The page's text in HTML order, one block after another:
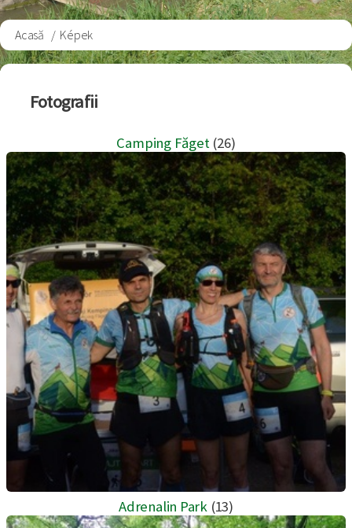
Breadcrumb
Acasă Képek
Fotografii
Camping Făget(26)
Adrenalin Park (13)